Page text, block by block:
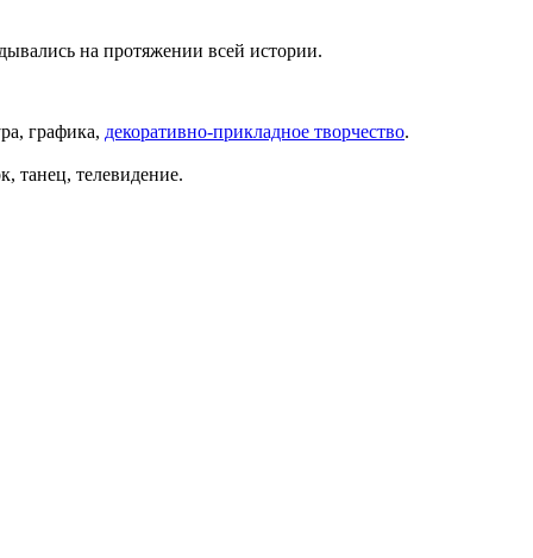
на протяжении всей истории.
графика, декоративно-прикладное творчество.
танец, телевидение.